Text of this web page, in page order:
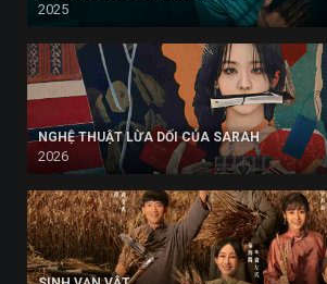
2025
NGHỆ THUẬT LỪA DỐI CỦA SARAH
2026